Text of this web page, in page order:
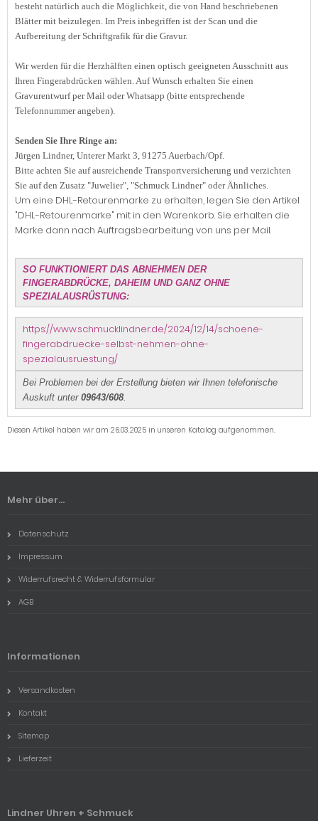
besteht natürlich auch die Möglichkeit, die von Hand beschriebenen
Blätter mit beizulegen. Im Preis inbegriffen ist der Scan und die
Aufbereitung der Schriftgrafik für die Gravur.
Wir werden für die Herzhälften einen optisch geeigneten Ausschnitt aus
Ihren Fingerabdrücken wählen. Auf Wunsch erhalten Sie einen
Gravurentwurf per Mail oder Whatsapp (bitte entsprechende
Telefonnummer angeben).
Senden Sie Ihre Ringe an:
Jürgen Lindner, Unterer Markt 3, 91275 Auerbach/Opf.
Bitte achten Sie auf ausreichende Transportversicherung und verzichten
Sie auf den Zusatz "Juwelier", "Schmuck Lindner" oder Ähnliches.
Um eine DHL-Retourenmarke zu erhalten, legen Sie den Artikel
"DHL-Retourenmarke" mit in den Warenkorb. Sie erhalten die
Marke dann nach Auftragsbearbeitung von uns per Mail.
SO FUNKTIONIERT DAS ABNEHMEN DER
FINGERABDRÜCKE, DAHEIM UND GANZ OHNE
SPEZIALAUSRÜSTUNG:
https://www.schmucklindner.de/2024/12/14/schoene-
fingerabdruecke-selbst-nehmen-ohne-
spezialausruestung/
Bei Problemen bei der Erstellung bieten wir Ihnen telefonische
Auskuft unter 09643/608.
Diesen Artikel haben wir am 26.03.2025 in unseren Katalog aufgenommen.
Mehr über...
Datenschutz
Impressum
Widerrufsrecht & Widerrufsformular
AGB
Informationen
Versandkosten
Kontakt
Sitemap
Lieferzeit
Lindner Uhren + Schmuck